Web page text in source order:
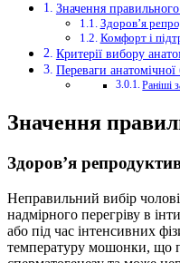
Значення
Здоров’я
Комфорт і
Критерії вибору
Переваги анатомічної
Раніші
Значення
Здоров’я
Неправильний вибір
надмірного перегріву в
або під час інтенсивних
температуру мошонки, що